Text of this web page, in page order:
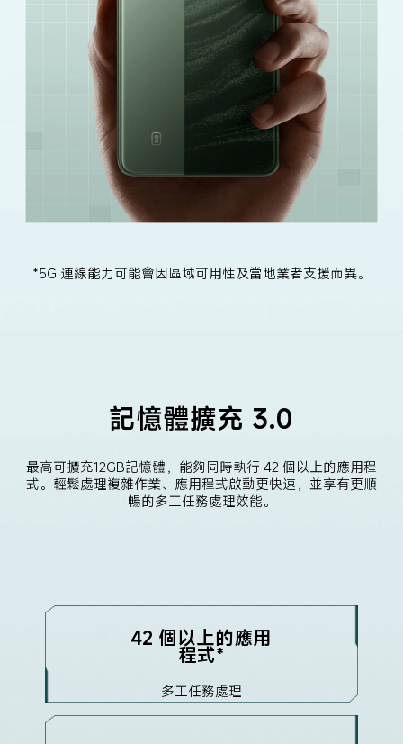
*5G 連線能力可能會因區域可用性及當地業者支援而異。
記憶體擴充 3.0
最高可擴充12GB記憶體，能夠同時執行 42 個以上的應用程
式。輕鬆處理複雜作業、應用程式啟動更快速，並享有更順
暢的多工任務處理效能。
42 個以上的應用
程式*
多工任務處理